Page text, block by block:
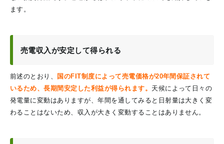
ます。
売電収入が安定して得られる
前述のとおり、
国のFIT制度によって売電価格が20年間保証されて
いるため、長期間安定した利益が得られます。 天候によって日々の
発電量に変動はありますが、年間を通してみると日射量は大きく変
わることはないため、収入が大きく変動することはありません。